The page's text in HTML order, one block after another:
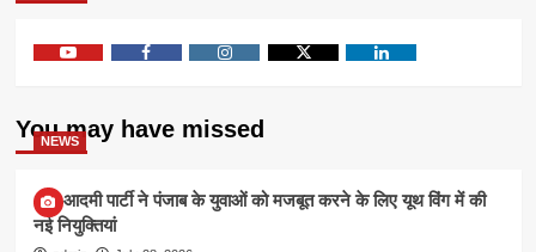
You may have missed
NEWS
आम आदमी पार्टी ने पंजाब के युवाओं को मजबूत करने के लिए यूथ विंग में की
नई नियुक्तियां